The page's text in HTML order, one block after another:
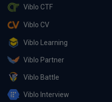
Viblo CTF
Viblo CV
Viblo Learning
Viblo Partner
Viblo Battle
Viblo Interview